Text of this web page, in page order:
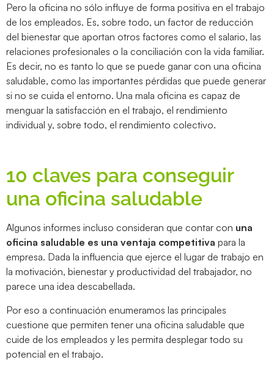
Pero la oficina no sólo influye de forma positiva en el trabajo
de los empleados. Es, sobre todo, un factor de reducción
del bienestar que aportan otros factores como el salario, las
relaciones profesionales o la conciliación con la vida familiar.
Es decir, no es tanto lo que se puede ganar con una oficina
saludable, como las importantes pérdidas que puede generar
si no se cuida el entorno. Una mala oficina es capaz de
menguar la satisfacción en el trabajo, el rendimiento
individual y, sobre todo, el rendimiento colectivo.
10 claves para conseguir
una oficina saludable
Algunos informes incluso consideran que contar con una
oficina saludable es una ventaja competitiva para la
empresa. Dada la influencia que ejerce el lugar de trabajo en
la motivación, bienestar y productividad del trabajador, no
parece una idea descabellada.
Por eso a continuación enumeramos las principales
cuestione que permiten tener una oficina saludable que
cuide de los empleados y les permita desplegar todo su
potencial en el trabajo.